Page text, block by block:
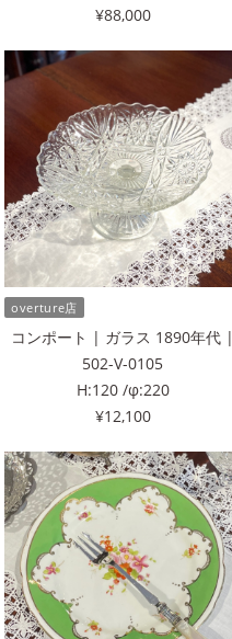
¥88,000
overture店
コンポート | ガラス 1890年代 |
502-V-0105
H:120 /φ:220
¥12,100